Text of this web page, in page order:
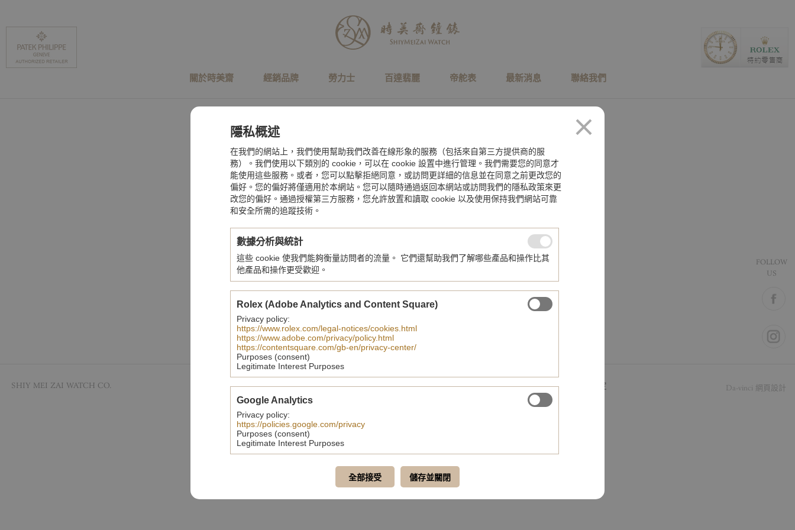
關於時美齋 經銷品牌 勞力士 百達翡麗 帝舵表 最新消息 聯絡我們
服務與保養
FOLLOW
US
隱私概述
在我們的網站上，我們使用幫助我們改善在線形象的服務（包括來自第三方提供商的服
務）。我們使用以下類別的 cookie，可以在 cookie 設置中進行管理。我們需要您的同意才
能使用這些服務。或者，您可以點擊拒絕同意，或訪問更詳細的信息並在同意之前更改您的
偏好。您的偏好將僅適用於本網站。您可以隨時通過返回本網站或訪問我們的隱私政策來更
改您的偏好。通過授權第三方服務，您允許放置和讀取 cookie 以及使用保持我們網站可靠
和安全所需的追蹤技術。
數據分析與統計
這些 cookie 使我們能夠衡量訪問者的流量。 它們還幫助我們了解哪些產品和操作比其
他產品和操作更受歡迎。
Rolex (Adobe Analytics and Content Square)
Privacy policy:
https://www.rolex.com/legal-notices/cookies.html
https://www.adobe.com/privacy/policy.html
https://contentsquare.com/gb-en/privacy-center/
Purposes (consent)
Legitimate Interest Purposes
Google Analytics
Privacy policy:
https://policies.google.com/privacy
Purposes (consent)
Legitimate Interest Purposes
全部接受 儲存並關閉
關於時美齋
經銷品牌
ROLEX
TUDOR
最新消息 聯絡我們 條款及細則 Cookie設定
© SHIY MEI ZAI WATCH CO. Da-vinci 網頁設計